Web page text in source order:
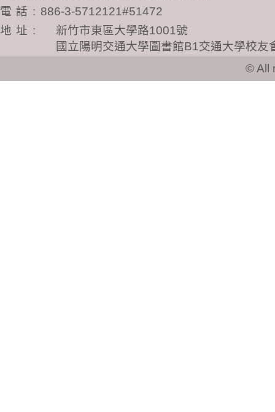
電話 : 886-3-5712121#51472
地址 :
新竹市東區大學路1001號
國立陽明交通大學圖書館B1交通大學校友
© All